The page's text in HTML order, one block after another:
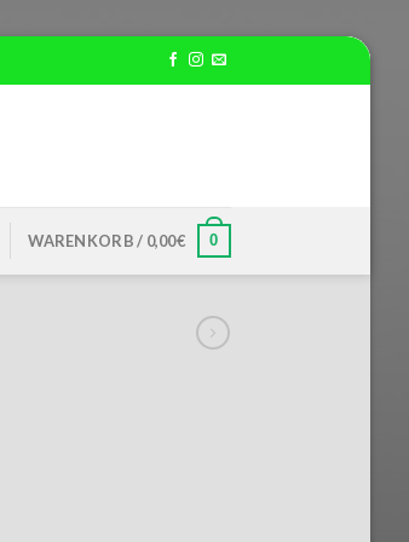
WARENKORB / 0,00€ 0